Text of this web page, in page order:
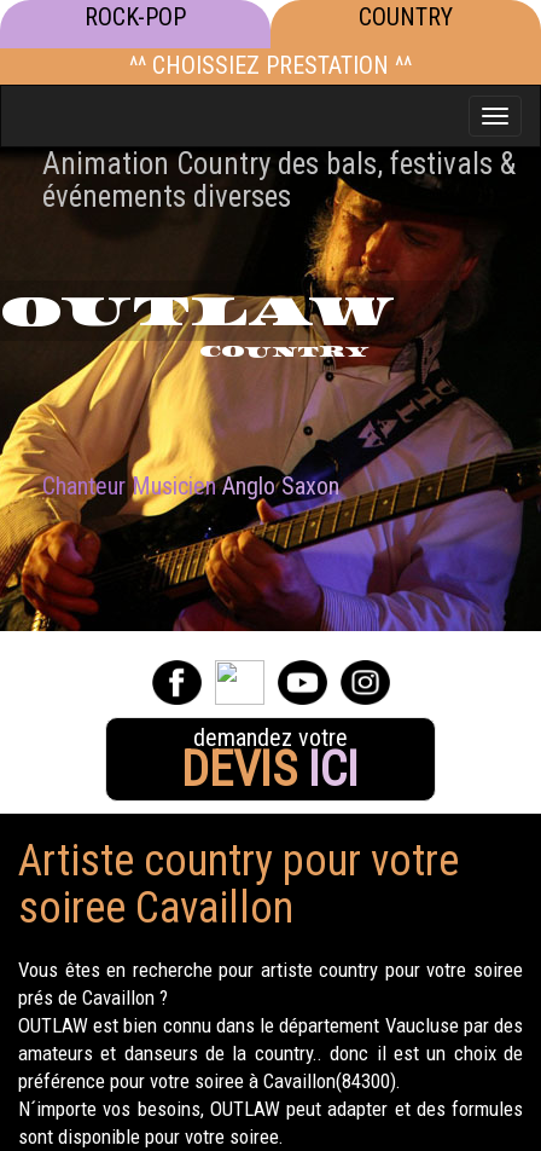
ROCK-POP
COUNTRY
^^ CHOISSIEZ PRESTATION ^^
Toggle
Animation Country des bals, festivals &
événements diverses
OUTLAW
COUNTRY
Chanteur MusicienAnglo Saxon
demandez votre
DEVIS ICI
Artiste country pour votre
soiree Cavaillon
Vous êtes en recherche pour artiste country pour votre soiree
prés de Cavaillon ?
OUTLAW est bien connu dans le département Vaucluse par des
amateurs et danseurs de la country.. donc il est un choix de
préférence pour votre soiree à Cavaillon(84300).
N´importe vos besoins, OUTLAW peut adapter et des formules
sont disponible pour votre soiree.